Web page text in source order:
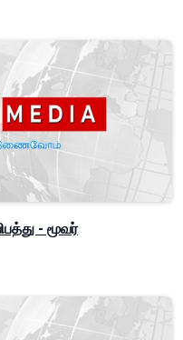
- மூவர்